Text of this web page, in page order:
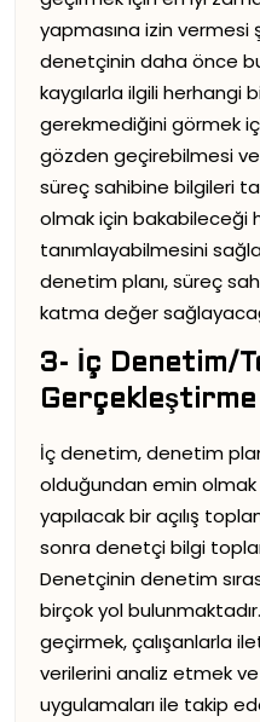
yapmasına izin vermesi
denetçinin daha önce
kaygılarla ilgili herhangi
gerekmediğini görmek
gözden geçirebilmesi
süreç sahibine bilgileri
olmak için bakabileceği
tanımlayabilmesini
denetim planı, süreç
katma değer
3- İç Denetim/
Gerçekleştirme
İç denetim, denetim
olduğundan emin olmak
yapılacak bir açılış
sonra denetçi bilgi
Denetçinin denetim
birçok yol
geçirmek, çalışanlarla
verilerini analiz etmek
uygulamaları ile takip